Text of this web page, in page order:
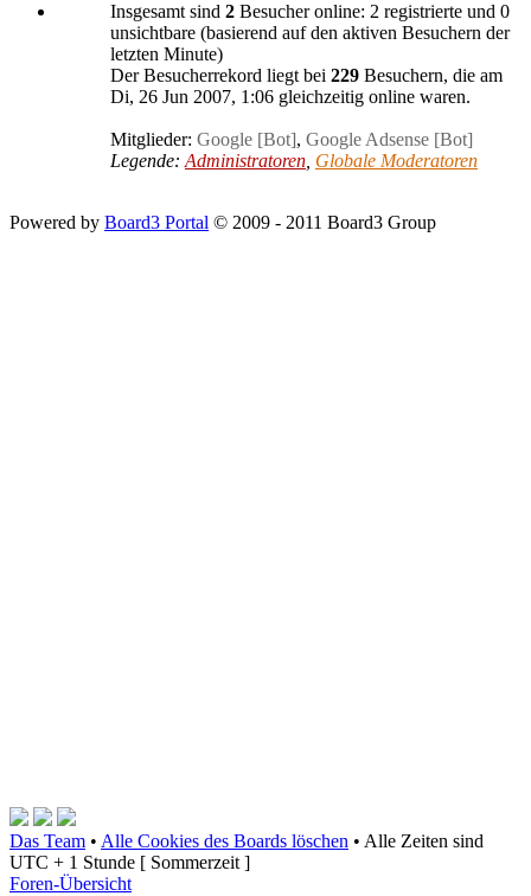
Insgesamt sind 2 Besucher online: 2 registrierte und 0
unsichtbare (basierend auf den aktiven Besuchern der
letzten Minute)
Der Besucherrekord liegt bei 229 Besuchern, die am
Di, 26 Jun 2007, 1:06 gleichzeitig online waren.
Mitglieder: Google [Bot], Google Adsense [Bot]
Legende:Administratoren, Globale Moderatoren
Powered by Board3 Portal © 2009 - 2011 Board3 Group
Das Team • Alle Cookies des Boards löschen • Alle Zeiten sind
UTC + 1 Stunde [ Sommerzeit ]
Foren-Übersicht